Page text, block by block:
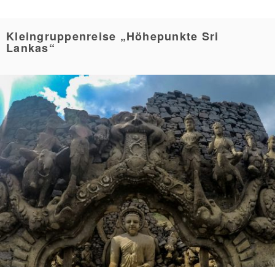
Kleingruppenreise „Höhepunkte Sri
Lankas“